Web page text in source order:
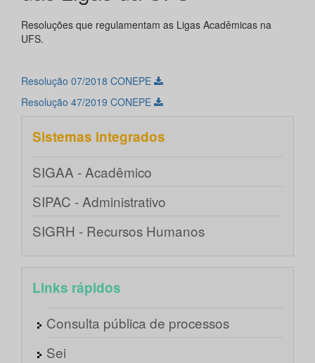
Resoluções que regulamentam as Ligas Acadêmicas na
UFS.
Resolução 07/2018 CONEPE
Resolução 47/2019 CONEPE
Sistemas integrados
SIGAA - Acadêmico
SIPAC - Administrativo
SIGRH - Recursos Humanos
Links rápidos
Consulta pública de processos
Sei